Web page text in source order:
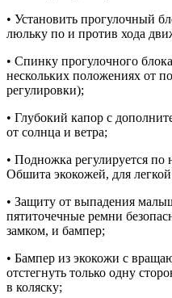
• Установить прогулочный
люльку по и против хода
• Спинку прогулочного
нескольких положениях от
регулировки);
• Глубокий капор с
от солнца и ветра;
• Подножка регулируется
Обшита экокожей, для
• Защиту от выпадения
пятиточечные ремни
замком, и бампер;
• Бампер из экокожи с
отстегнуть только одну
в коляску;